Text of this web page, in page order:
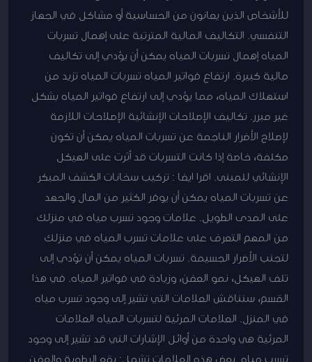
للأشخاص الذين يعانون من الحساسية أو مشاكل في الجهاز
التنفسي. التكاليف المالية المترتبة على إهمال تسربات
المياه إهمال تسربات المياه يمكن أن يؤدي إلى تكاليف
مالية كبيرة. ارتفاع فواتير المياه تسربات المياه تزيد من
استهلاك المياه، مما يؤدي إلى ارتفاع فواتير المياه بشكل
غير مبرر. تكاليف الإصلاحات الإنشائية الإصلاحات اللازمة
لإصلاح الأضرار الناجمة عن تسربات المياه يمكن أن تكون
مكلفة، خاصة إذا كانت التسربات قد أثرت على الهيكل
الإنشائي للمبنى. اقرا ايضا : تركيب سخانات الكشف المبكر
عن تسربات المياه يمكن أن يوفر الكثير من المال والجهد
على المدى الطويل. علامات وجود تسرب مياه في منزلك
من المهم التعرف على علامات تسرب المياه في منزلك
لتجنب الأضرار الجسيمة. تسربات المياه يمكن أن تؤدي إلى
تلف الهيكل، نمو العفن، وزيادة في فواتير المياه. في هذا
القسم، سنناقش العلامات التي تشير إلى وجود تسرب مياه
في المنزل. العلامات المرئية لتسربات المياه العلامات
المرئية هي واحدة من أوائل الإشارات التي قد تشير إلى وجود
تسرب مياه. بعض هذه العلامات تشمل: بقع الرطوبة والعفن